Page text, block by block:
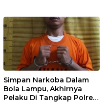
Simpan Narkoba Dalam
Bola Lampu, Akhirnya
Pelaku Di Tangkap Polres